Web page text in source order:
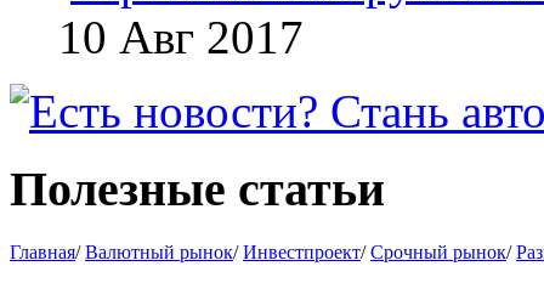
10 Авг 2017
Полезные статьи
Главная/Валютный рынок/Инвестпроект/Срочный рынок/